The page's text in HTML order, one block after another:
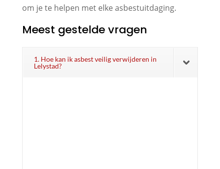
om je te helpen met elke asbestuitdaging.
Meest gestelde vragen
1. Hoe kan ik asbest veilig verwijderen in
Lelystad?